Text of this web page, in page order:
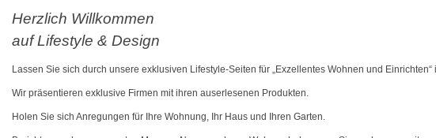
Herzlich Willkommen
auf Lifestyle & Design
Lassen Sie sich durch unsere exklusiven Lifestyle-Seiten für „Exzellentes Wohnen und Einrichten“
Wir präsentieren exklusive Firmen mit ihren auserlesenen Produkten.
Holen Sie sich Anregungen für Ihre Wohnung, Ihr Haus und Ihren Garten.